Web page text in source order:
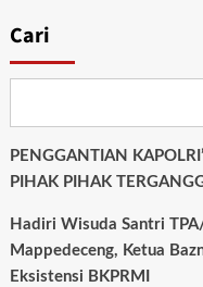
Cari
PENGGANTIAN
PIHAK PIHAK
Hadiri Wisuda Santri
Mappedeceng, Ketua
Eksistensi BKPRMI